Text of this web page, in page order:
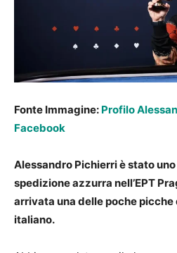
Fonte Immagine: Profilo
Facebook
Alessandro Pichierri è stato
spedizione azzurra nell’EPT
arrivata una delle poche
italiano.